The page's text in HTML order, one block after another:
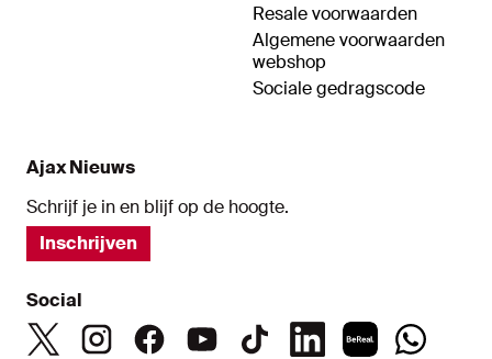
Resale voorwaarden
Algemene voorwaarden
webshop
Sociale gedragscode
Ajax Nieuws
Schrijf je in en blijf op de hoogte.
Inschrijven
Social